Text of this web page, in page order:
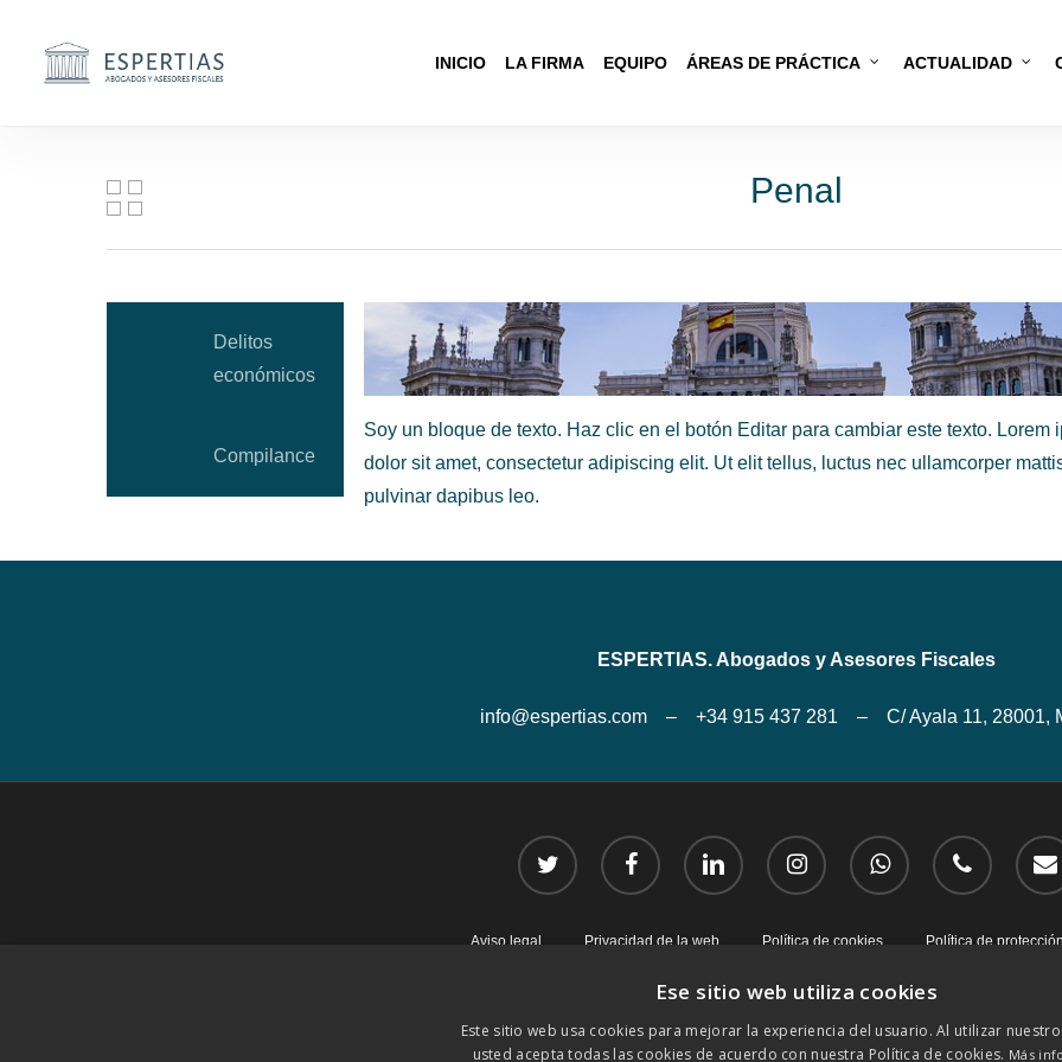
INICIO LA FIRMA EQUIPO ÁREAS DE PRÁCTICA ACTUALIDAD
Penal
Delitos
económicos
Compilance
Soy un bloque de texto. Haz clic en el botón Editar para cambiar este texto. Lorem
dolor sit amet, consectetur adipiscing elit. Ut elit tellus, luctus nec ullamcorper
pulvinar dapibus leo.
ESPERTIAS. Abogados y Asesores Fiscales
info@espertias.com – +34 915 437 281 – C/ Ayala 11, 28001,
twitter facebook linkedin instagram whatsapp phone email
Aviso legal Privacidad de la web Política de cookies Política de
Ese sitio web utiliza cookies
Este sitio web usa cookies para mejorar la experiencia del usuario. Al utilizar
usted acepta todas las cookies de acuerdo con nuestra Política de cookies. Más